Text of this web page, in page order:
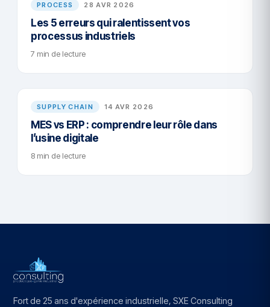
PROCESS 28 AVR 2026
Les 5 erreurs qui ralentissent vos
processus industriels
7 min de lecture
SUPPLY CHAIN 14 AVR 2026
MES vs ERP : comprendre leur rôle dans
l’usine digitale
8 min de lecture
Fort de 25 ans d'expérience industrielle, SXE Consulting